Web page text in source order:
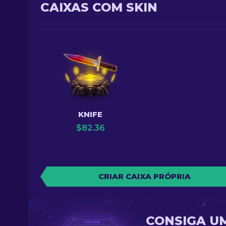
CAIXAS COM SKIN
KNIFE
$82.36
CRIAR CAIXA PRÓPRIA
CONSIGA